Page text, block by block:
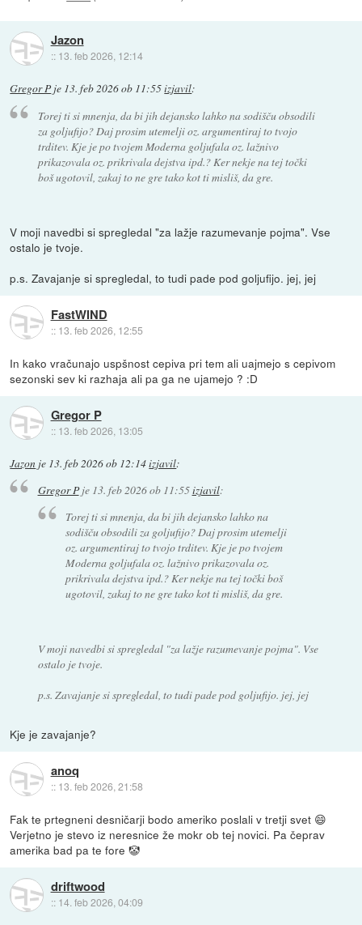
Jazon
:: 13. feb 2026, 12:14
Gregor P je 13. feb 2026 ob 11:55izjavil:
Torej ti si mnenja, da bi jih dejansko lahko na sodišču obsodili
za goljufijo? Daj prosim utemelji oz. argumentiraj to tvojo
trditev. Kje je po tvojem Moderna goljufala oz. lažnivo
prikazovala oz. prikrivala dejstva ipd.? Ker nekje na tej točki
boš ugotovil, zakaj to ne gre tako kot ti misliš, da gre.
V moji navedbi si spregledal "za lažje razumevanje pojma". Vse
ostalo je tvoje.
p.s. Zavajanje si spregledal, to tudi pade pod goljufijo. jej, jej
FastWIND
:: 13. feb 2026, 12:55
In kako vračunajo uspšnost cepiva pri tem ali uajmejo s cepivom
sezonski sev ki razhaja ali pa ga ne ujamejo ? :D
Gregor P
:: 13. feb 2026, 13:05
Jazon je 13. feb 2026 ob 12:14izjavil:
Gregor Pje 13. feb 2026 ob 11:55izjavil:
Torej ti si mnenja, da bi jih dejansko lahko na
sodišču obsodili za goljufijo? Daj prosim utemelji
oz. argumentiraj to tvojo trditev. Kje je po tvojem
Moderna goljufala oz. lažnivo prikazovala oz.
prikrivala dejstva ipd.? Ker nekje na tej točki boš
ugotovil, zakaj to ne gre tako kot ti misliš, da gre.
V moji navedbi si spregledal "za lažje razumevanje pojma". Vse
ostalo je tvoje.
p.s. Zavajanje si spregledal, to tudi pade pod goljufijo. jej, jej
Kje je zavajanje?
anoq
:: 13. feb 2026, 21:58
Fak te prtegneni desničarji bodo ameriko poslali v tretji svet 😄
Verjetno je stevo iz neresnice že mokr ob tej novici. Pa čeprav
amerika bad pa te fore 🤡
driftwood
:: 14. feb 2026, 04:09